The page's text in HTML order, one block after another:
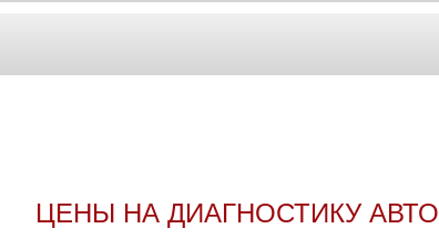
ЦЕНЫ НА ДИАГНОСТИКУ АВТО